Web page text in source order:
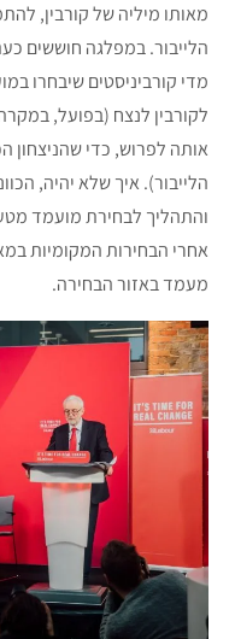
מאותו מיליה של קורבין,
הלייבור. במפלגה חוששים
מדי קורביניסטים שיבחרו
לקורבין לנצח (בפועל,
אותה לפרוש, כדי שהניצחון
הלייבור). איך שלא יהיה,
והתהליך לבחירת מועמד
אחרי הבחירות המקומיות
מעמד באזור הבחירה.